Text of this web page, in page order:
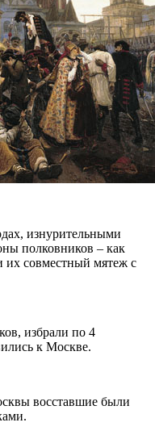
изнурительными
полковников – как
их совместный мятеж с
избрали по 4
к Москве.
восставшие были